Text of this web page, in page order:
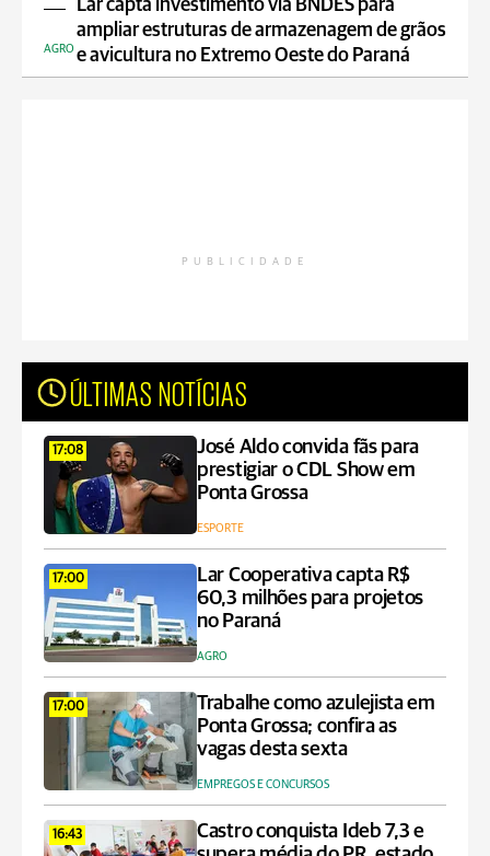
Lar capta investimento via BNDES para
ampliar estruturas de armazenagem de grãos
e avicultura no Extremo Oeste do Paraná
AGRO
PUBLICIDADE
ÚLTIMAS NOTÍCIAS
17:08
José Aldo convida fãs para
prestigiar o CDL Show em
Ponta Grossa
ESPORTE
17:00
Lar Cooperativa capta R$
60,3 milhões para projetos
no Paraná
AGRO
17:00
Trabalhe como azulejista em
Ponta Grossa; confira as
vagas desta sexta
EMPREGOS E CONCURSOS
16:43
Castro conquista Ideb 7,3 e